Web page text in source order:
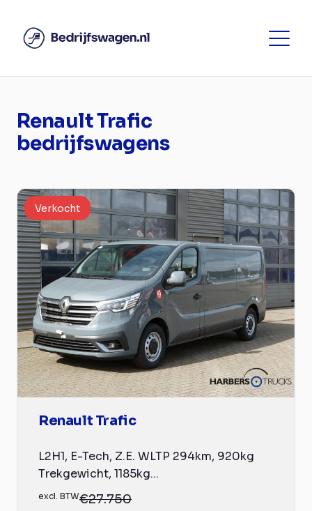
Renault Trafic
bedrijfswagens
Verkocht
Renault Trafic
L2H1, E-Tech, Z.E. WLTP 294km, 920kg
Trekgewicht, 1185kg...
excl. BTW€27.750